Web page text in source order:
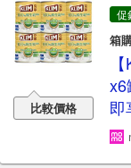
比較價格
促
箱
x6
即